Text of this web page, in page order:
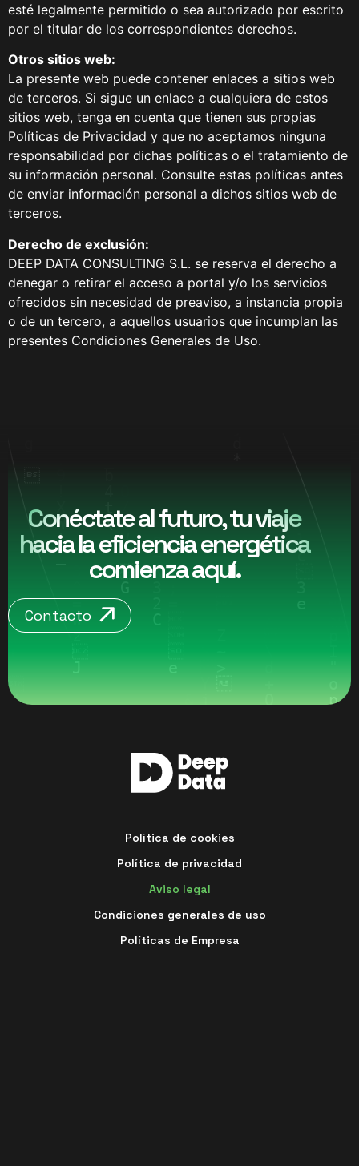
esté legalmente permitido o sea autorizado por escrito
por el titular de los correspondientes derechos.
Otros sitios web:
La presente web puede contener enlaces a sitios web
de terceros. Si sigue un enlace a cualquiera de estos
sitios web, tenga en cuenta que tienen sus propias
Políticas de Privacidad y que no aceptamos ninguna
responsabilidad por dichas políticas o el tratamiento de
su información personal. Consulte estas políticas antes
de enviar información personal a dichos sitios web de
terceros.
Derecho de exclusión:
DEEP DATA CONSULTING S.L. se reserva el derecho a
denegar o retirar el acceso a portal y/o los servicios
ofrecidos sin necesidad de preaviso, a instancia propia
o de un tercero, a aquellos usuarios que incumplan las
presentes Condiciones Generales de Uso.
Conéctate al futuro, tu viaje
hacia la eficiencia energética
comienza aquí.
Contacto
Política de cookies
Política de privacidad
Aviso legal
Condiciones generales de uso
Políticas de Empresa